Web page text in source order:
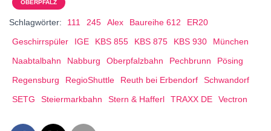
OBERPFALZ
Schlagwörter: 111 245 Alex Baureihe 612
ER20
Geschirrspüler
IGE KBS 855 KBS 875 KBS 930
München
Naabtalbahn
Nabburg Oberpfalzbahn Pechbrunn
Pösing
Regensburg
RegioShuttle Reuth bei Erbendorf
Schwandorf
SETG
Steiermarkbahn Stern & Hafferl TRAXX DE Vectron